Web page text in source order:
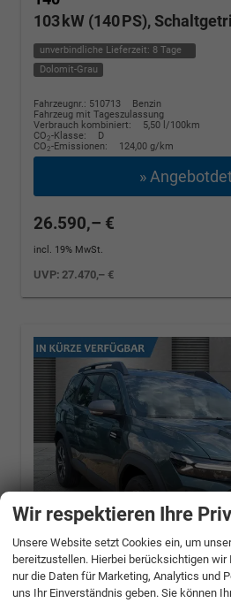
103 kW (140 PS),
unverbindliche Lieferzeit: 8 Tage
Dolomit-Grau
Fahrzeugnr.: 510713
Benzin
Fahrzeug mit Tageszulassung
Verbrauch kombiniert:
5,50 l/100km
CO2-Klasse:
D
CO2-Emissionen: 124,00 g/km
»
26.590,– €
incl. 19% MwSt.
UVP:27.470,– €
Wir respektieren Ihre
Unsere Website setzt Cookies ein, um
bereitzustellen. Hierbei berücksichtigen wir
nur die Daten für Marketing, Analytics und
uns Ihr Einverständnis geben. Sie können